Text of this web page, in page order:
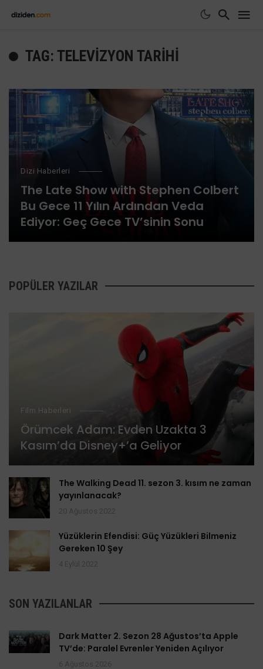
TAG: TELEVIZYON TARIHI
Dizi Haberleri
The Late Show with Stephen Colbert
Bu Gece 11 Yılın Ardından Veda
Ediyor: Geç Gece TV’sinin Sonu
POPÜLER YAZILAR
Film Haberleri
Örümcek Adam: Evden Uzakta 3
Kasım’da Disney+’a Geliyor
The Walking Dead 11. sezon 3. kısım ne zaman
yayınlanacak?
Yüzüklerin Efendisi: Güç Yüzükleri Bilmeniz
Gereken 10 Şey
SON YAZILANLAR
Dark Matter 2. Sezon 28 Ağustos’ta Apple
TV’de: Paralel Evrenler Yeniden Açılıyor